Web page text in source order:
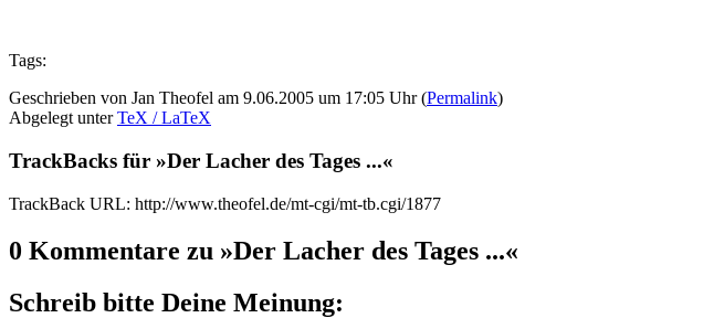
Tags:
Geschrieben von Jan Theofel am 9.06.2005 um 17:05 Uhr (Permalink)
Abgelegt unterTeX / LaTeX
TrackBacks für »Der Lacher des Tages ...«
TrackBack URL: http://www.theofel.de/mt-cgi/mt-tb.cgi/1877
0 Kommentare zu »Der Lacher des Tages ...«
Schreib bitte Deine Meinung: